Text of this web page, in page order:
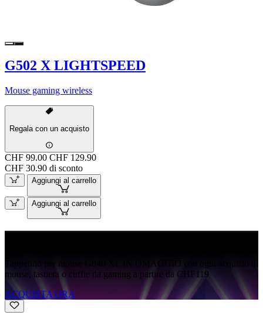
G502 X LIGHTSPEED
Mouse gaming wireless
Regala con un acquisto
CHF 99.00 CHF 129.90
CHF 30.90 di sconto
Aggiungi al carrello
Aggiungi al carrello
Tappetino per mouse G840 XL IN OMAGGIO con ogni acquisto di
mouse, tastiera o cuffie da gaming a partire da CHF119
ACQUISTA ORA